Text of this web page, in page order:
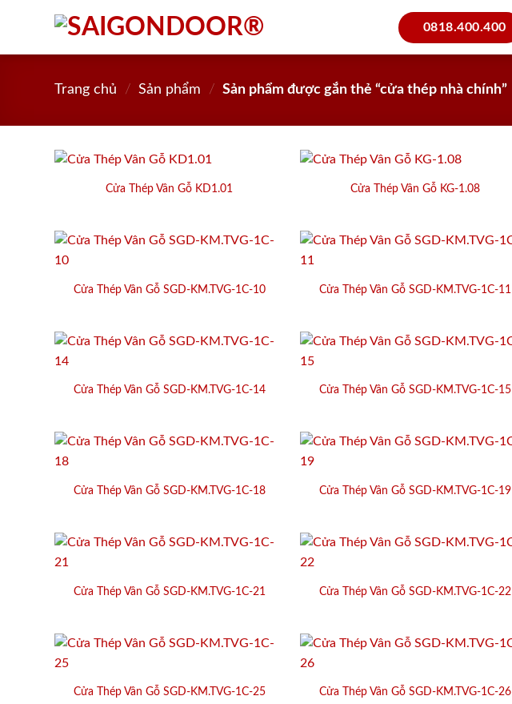
0818.400.400
Trang chủ / Sản phẩm / Sản phẩm được gắn thẻ “cửa thép nhà chính”
Cửa Thép Vân Gỗ KD1.01 Cửa Thép Vân Gỗ KG-1.08
Cửa Thép Vân Gỗ SGD-KM.TVG-1C-10 Cửa Thép Vân Gỗ SGD-KM.TVG-1C-11
Cửa Thép Vân Gỗ SGD-KM.TVG-1C-14 Cửa Thép Vân Gỗ SGD-KM.TVG-1C-15
Cửa Thép Vân Gỗ SGD-KM.TVG-1C-18 Cửa Thép Vân Gỗ SGD-KM.TVG-1C-19
Cửa Thép Vân Gỗ SGD-KM.TVG-1C-21 Cửa Thép Vân Gỗ SGD-KM.TVG-1C-22
Cửa Thép Vân Gỗ SGD-KM.TVG-1C-25 Cửa Thép Vân Gỗ SGD-KM.TVG-1C-26